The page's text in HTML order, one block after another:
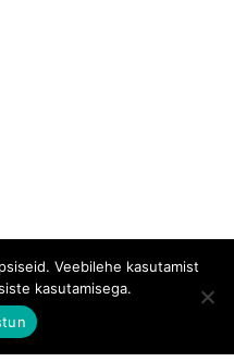
Veebilehe kasutamist
kasutamisega.